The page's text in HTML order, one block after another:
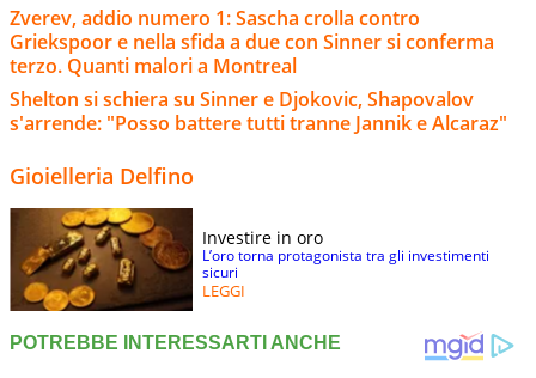
Zverev, addio numero 1: Sascha crolla contro
Griekspoor e nella sfida a due con Sinner si conferma
terzo. Quanti malori a Montreal
Shelton si schiera su Sinner e Djokovic, Shapovalov
s'arrende: "Posso battere tutti tranne Jannik e Alcaraz"
Gioielleria Delfino
Investire in oro
L’oro torna protagonista tra gli investimenti
sicuri
LEGGI